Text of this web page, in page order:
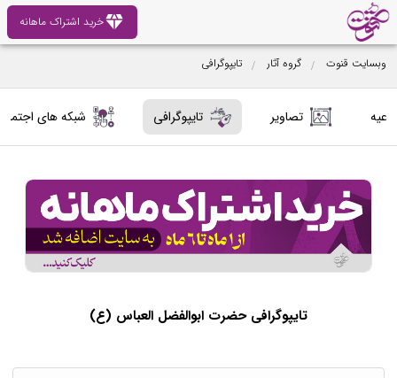
diamondخرید اشتراک ماهانه
تصاویر تایپوگرافی شبکه های
تایپوگرافی حضرت ابوالفضل العباس (ع)
وبسایت قنوت گروه آثار تایپوگرافی